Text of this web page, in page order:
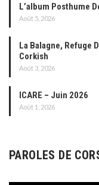
L’album Posthume
Août 5, 2026
La Balagne, Refuge
Corkish
Août 3, 2026
ICARE – Juin 2026
Août 1, 2026
PAROLES DE